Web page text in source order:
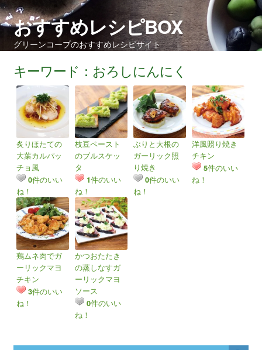
おすすめレシピBOX
グリーンコープのおすすめレシピサイト
キーワード：おろしにんにく
炙りほたての
大葉カルパッ
チョ風
0件のいい
ね！
枝豆ペースト
のブルスケッ
タ
1件のいい
ね！
ぶりと大根の
ガーリック照
り焼き
0件のいい
ね！
洋風照り焼き
チキン
5件のいい
ね！
鶏ムネ肉でガ
ーリックマヨ
チキン
3件のいい
ね！
かつおたたき
の蒸しなすガ
ーリックマヨ
ソース
0件のいい
ね！